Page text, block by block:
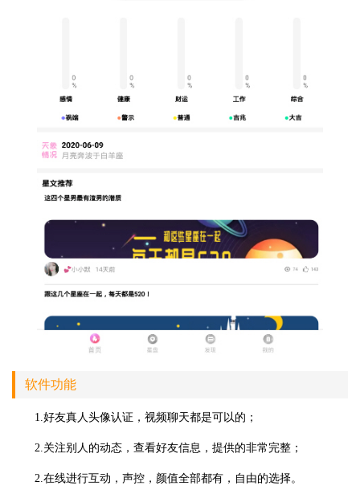
软件功能
1.好友真人头像认证，视频聊天都是可以的；
2.关注别人的动态，查看好友信息，提供的非常完整；
2.在线进行互动，声控，颜值全部都有，自由的选择。